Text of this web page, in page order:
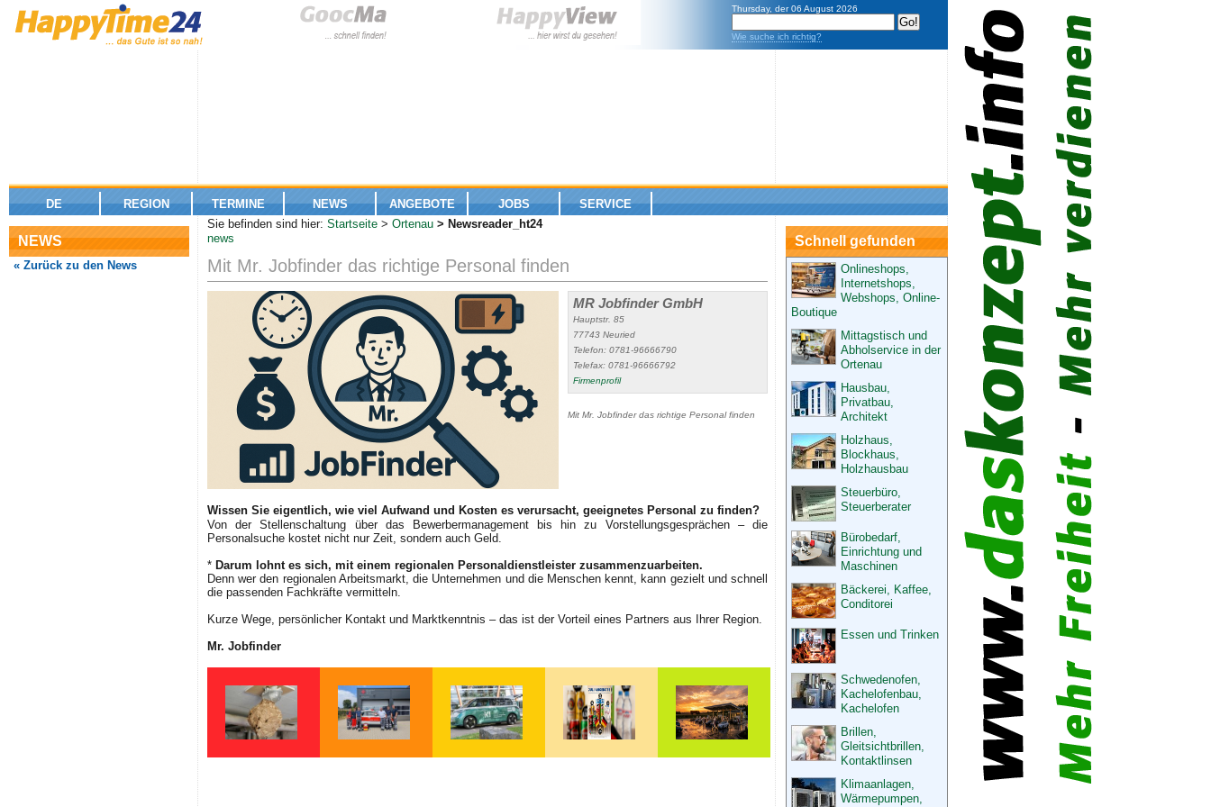
Thursday, der 06 August 2026
Wie suche ich richtig?
DE REGION TERMINE NEWS ANGEBOTE JOBS SERVICE
NEWS
« Zurück zu den News
Schnell gefunden
Onlineshops,
Internetshops,
Webshops, Online-
Boutique
Mittagstisch und
Abholservice in der
Ortenau
Hausbau,
Privatbau,
Architekt
Holzhaus,
Blockhaus,
Holzhausbau
Steuerbüro,
Steuerberater
Bürobedarf,
Einrichtung und
Maschinen
Bäckerei, Kaffee,
Conditorei
Essen und Trinken
Schwedenofen,
Kachelofenbau,
Kachelofen
Brillen,
Gleitsichtbrillen,
Kontaktlinsen
Klimaanlagen,
Wärmepumpen,
Sie befinden sind hier: Startseite > Ortenau > Newsreader_ht24
news
Mit Mr. Jobfinder das richtige Personal finden
MR Jobfinder GmbH
Hauptstr. 85
77743 Neuried
Telefon: 0781-96666790
Telefax: 0781-96666792
Firmenprofil
Mit Mr. Jobfinder das richtige Personal finden
Wissen Sie eigentlich, wie viel Aufwand und Kosten es verursacht, geeignetes Personal zu finden?
Von der Stellenschaltung über das Bewerbermanagement bis hin zu Vorstellungsgesprächen – die
Personalsuche kostet nicht nur Zeit, sondern auch Geld.
* Darum lohnt es sich, mit einem regionalen Personaldienstleister zusammenzuarbeiten.
Denn wer den regionalen Arbeitsmarkt, die Unternehmen und die Menschen kennt, kann gezielt und schnell
die passenden Fachkräfte vermitteln.
Kurze Wege, persönlicher Kontakt und Marktkenntnis – das ist der Vorteil eines Partners aus Ihrer Region.
Mr. Jobfinder